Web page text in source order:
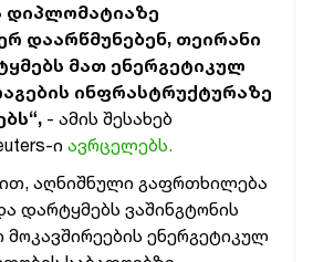
დიპლომატიაზე
დაარწმუნებენ, თეირანი
მათ ენერგეტიკულ
ინფრასტრუქტურაზე
- ამის შესახებ
ი ავრცელებს.
აღნიშნული გაფრთხილება
დარტყმებს ვაშინგტონის
მოკავშირეების ენერგეტიკულ